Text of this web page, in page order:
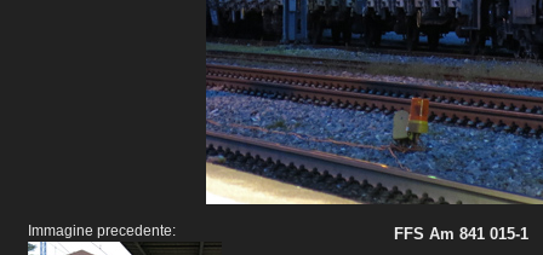
Immagine precedente:
FFS Am 841 015-1